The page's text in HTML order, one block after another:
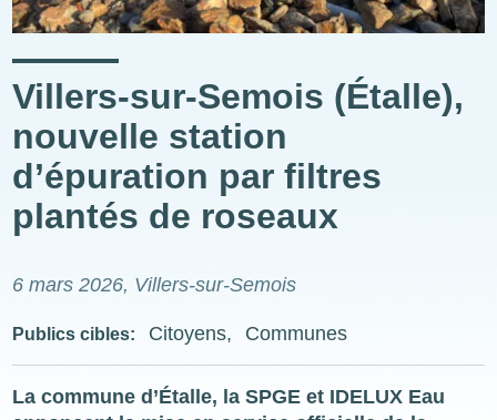
Villers-sur-Semois (Étalle),
nouvelle station
d’épuration par filtres
plantés de roseaux
6 mars 2026, Villers-sur-Semois
Publics cibles Citoyens Communes
La commune d’Étalle, la SPGE et IDELUX Eau